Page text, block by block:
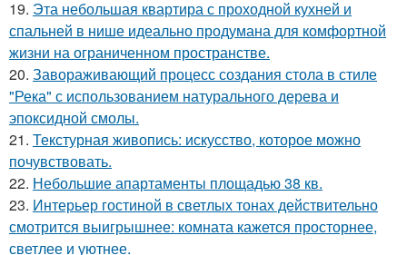
19. Эта небольшая квартира с проходной кухней и
спальней в нише идеально продумана для комфортной
жизни на ограниченном пространстве.
20. Завораживающий процесс создания стола в стиле
"Река" с использованием натурального дерева и
эпоксидной смолы.
21. Текстурная живопись: искусство, которое можно
почувствовать.
22. Небольшие апартаменты площадью 38 кв.
23. Интерьер гостиной в светлых тонах действительно
смотрится выигрышнее: комната кажется просторнее,
светлее и уютнее.